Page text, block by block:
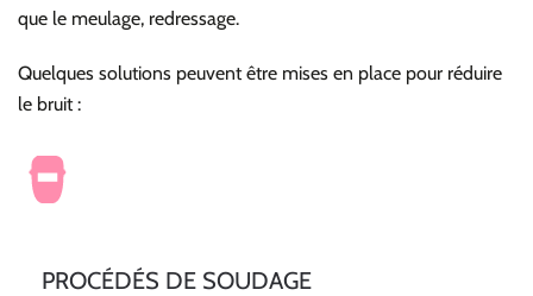
que le meulage, redressage.
Quelques solutions peuvent être mises en place pour réduire
le bruit :
PROCÉDÉS DE SOUDAGE